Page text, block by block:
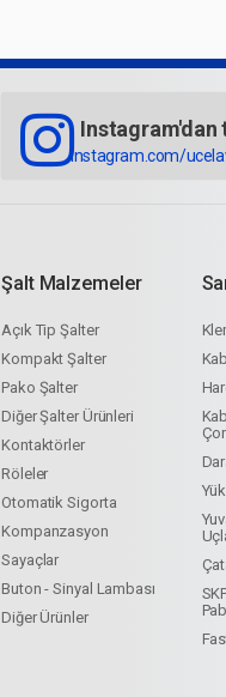
Instagram'dan
instagram.com/
Şalt Malzemeler
Açık Tip Şalter
Kompakt Şalter
Pako Şalter
Diğer Şalter Ürünleri
Kontaktörler
Röleler
Otomatik Sigorta
Kompanzasyon
Sayaçlar
Buton - Sinyal Lambası
Diğer Ürünler